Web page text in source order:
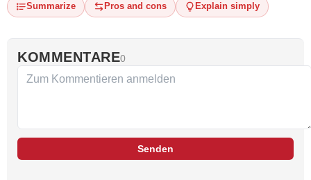
Summarize Pros and cons Explain simply
KOMMENTARE0
Senden